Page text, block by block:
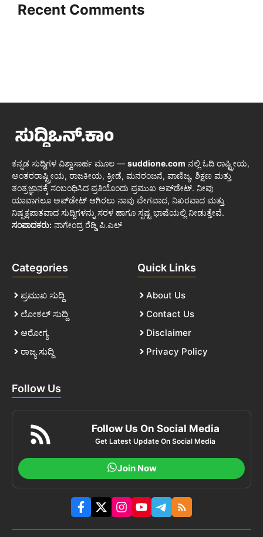
Recent Comments
ಕನ್ನಡ ಸುದ್ದಿಗಳ ವಿಶ್ವಾಸಾರ್ಹ ಮೂಲ — suddione.com ನಲ್ಲಿ ಓದಿ ರಾಷ್ಟ್ರೀಯ,
ಅಂತರರಾಷ್ಟ್ರೀಯ, ರಾಜಕೀಯ, ಕ್ರೀಡೆ, ಮನರಂಜನೆ, ವಾಣಿಜ್ಯ, ಶಿಕ್ಷಣ ಮತ್ತು
ತಂತ್ರಜ್ಞಾನಕ್ಕೆ ಸಂಬಂಧಿಸಿದ ಪ್ರತಿಯೊಂದು ಪ್ರಮುಖ ಅಪ್‌ಡೇಟ್. ನೀವು
ಯಾವಾಗಲೂ ಅಪ್‌ಡೇಟ್ ಆಗಿರಲು ನಾವು ವೇಗವಾದ, ನಿಖರವಾದ ಮತ್ತು
ನಿಷ್ಪಕ್ಷಪಾತವಾದ ಸುದ್ದಿಗಳನ್ನು ಸರಳ ಹಾಗೂ ಸ್ಪಷ್ಟ ಭಾಷೆಯಲ್ಲಿ ನೀಡುತ್ತೇವೆ.
ಸಂಪಾದಕರು: ನಾಗೇಂದ್ರ ರೆಡ್ಡಿ ಪಿ.ಎಲ್
Categories
ಪ್ರಮುಖ ಸುದ್ದಿ
ಲೋಕಲ್ ಸುದ್ದಿ
ಆರೋಗ್ಯ
ರಾಜ್ಯ ಸುದ್ದಿ
Quick Links
About Us
Contact Us
Disclaimer
Privacy Policy
Follow Us
Follow Us On Social Media
Get Latest Update On Social Media
Join Now